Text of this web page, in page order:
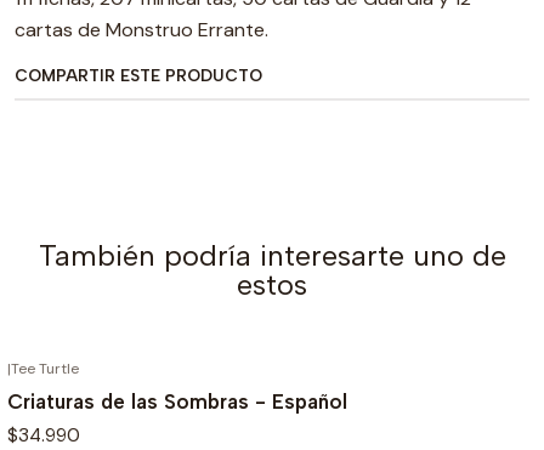
cartas de Monstruo Errante.
COMPARTIR ESTE PRODUCTO
También podría interesarte uno de
estos
|Tee Turtle
Criaturas de las Sombras - Español
$34.990